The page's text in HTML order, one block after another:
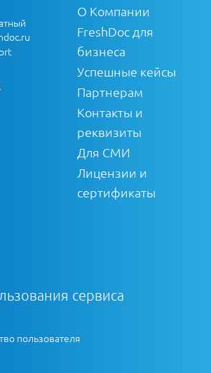
О Компании
FreshDoc для
бизнеса
Успешные кейсы
Партнерам
Контакты и
реквизиты
Для СМИ
Лицензии и
сертификаты
сервиса
пользователя